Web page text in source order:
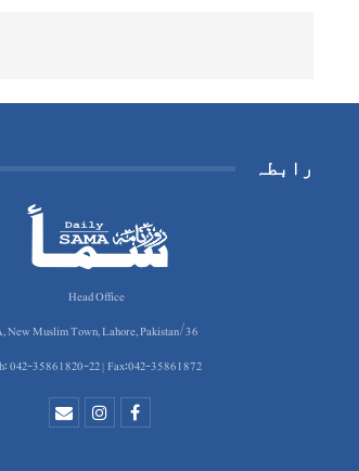
رابطہ
Head Office
36/A, New Muslim Town, Lahore, Pakistan
042-35861820-22 | Fax:042-35861872